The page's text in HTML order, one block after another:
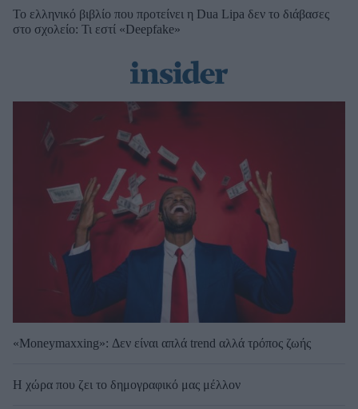
Το ελληνικό βιβλίο που προτείνει η Dua Lipa δεν το διάβασες
στο σχολείο: Τι εστί «Deepfake»
«Moneymaxxing»: Δεν είναι απλά trend αλλά τρόπος ζωής
Η χώρα που ζει το δημογραφικό μας μέλλον